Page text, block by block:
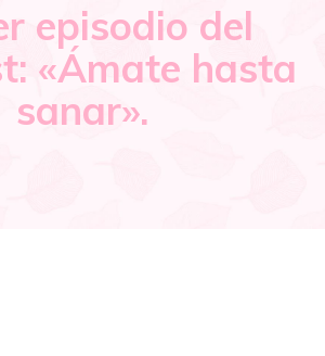
episodio del
«Ámate hasta
sanar».